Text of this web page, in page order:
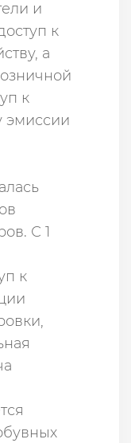
и
к
а
к
эмиссии
С 1
к